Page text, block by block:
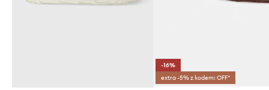
-16%
extra -5% z kodem: OFF*